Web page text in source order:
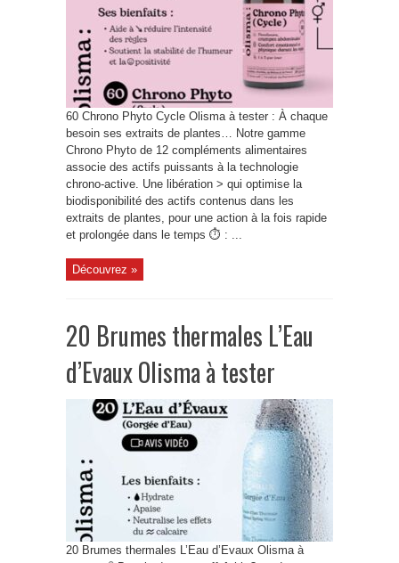
60 Chrono Phyto Cycle Olisma à tester : À chaque
besoin ses extraits de plantes… Notre gamme
Chrono Phyto de 12 compléments alimentaires
associe des actifs puissants à la technologie
chrono-active. Une libération > qui optimise la
biodisponibilité des actifs contenus dans les
extraits de plantes, pour une action à la fois rapide
et prolongée dans le temps ⏱️ : ...
Découvrez »
20 Brumes thermales L’Eau
d’Evaux Olisma à tester
20 Brumes thermales L’Eau d’Evaux Olisma à